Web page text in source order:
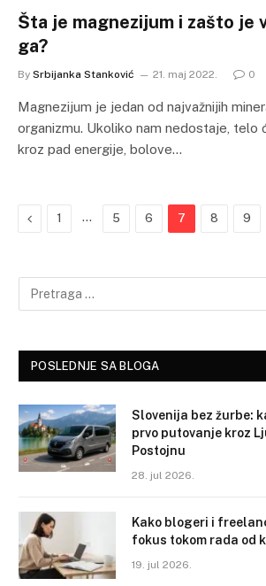
Šta je magnezijum i zašto je
ga?
By Srbijanka Stanković 21. maj 2022. 0
Magnezijum je jedan od najvažnijih
organizmu. Ukoliko nam nedostaje, telo
kroz pad energije, bolove…
Previous
1 … 5 6 7 8 9
POSLEDNJE SA BLOGA
Slovenija bez žurbe:
prvo putovanje kroz
Postojnu
28. jul 2026.
Kako blogeri i
fokus tokom rada od
19. jul 2026.